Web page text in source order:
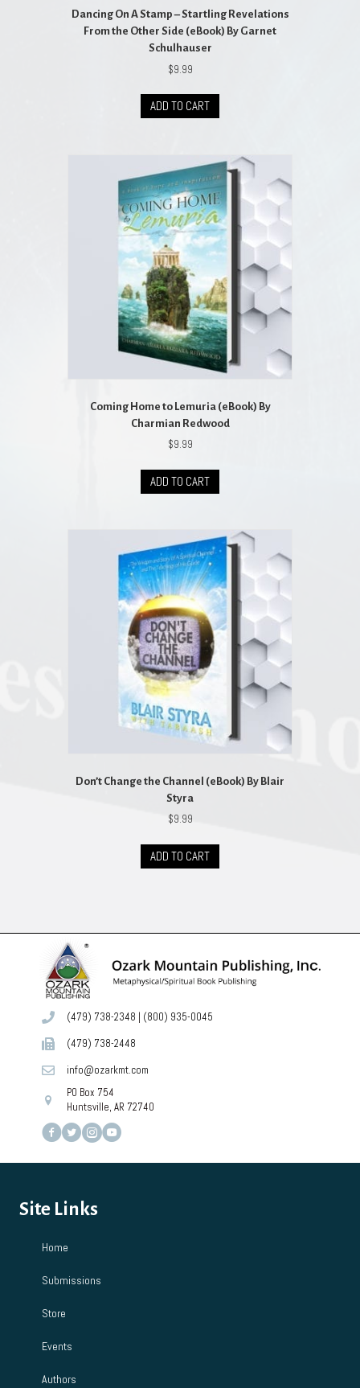
Dancing On A Stamp – Startling Revelations
From the Other Side (eBook) By Garnet
Schulhauser
$9.99
ADD TO CART
Coming Home to Lemuria (eBook) By
Charmian Redwood
$9.99
ADD TO CART
Don’t Change the Channel (eBook) By Blair
Styra
$9.99
ADD TO CART
(479) 738-2348 | (800) 935-0045
(479) 738-2448
info@ozarkmt.com
PO Box 754
Huntsville, AR 72740
Site Links
Home
Submissions
Store
Events
Authors